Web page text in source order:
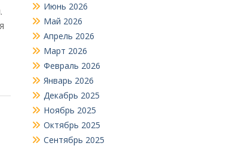
Июнь 2026
Май 2026
Апрель 2026
Март 2026
Февраль 2026
Январь 2026
Декабрь 2025
Ноябрь 2025
Октябрь 2025
Сентябрь 2025